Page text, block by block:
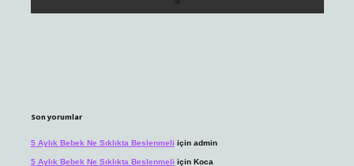
Son yorumlar
5 Aylık Bebek Ne Sıklıkta Beslenmeli için admin
5 Aylık Bebek Ne Sıklıkta Beslenmeli için Koca